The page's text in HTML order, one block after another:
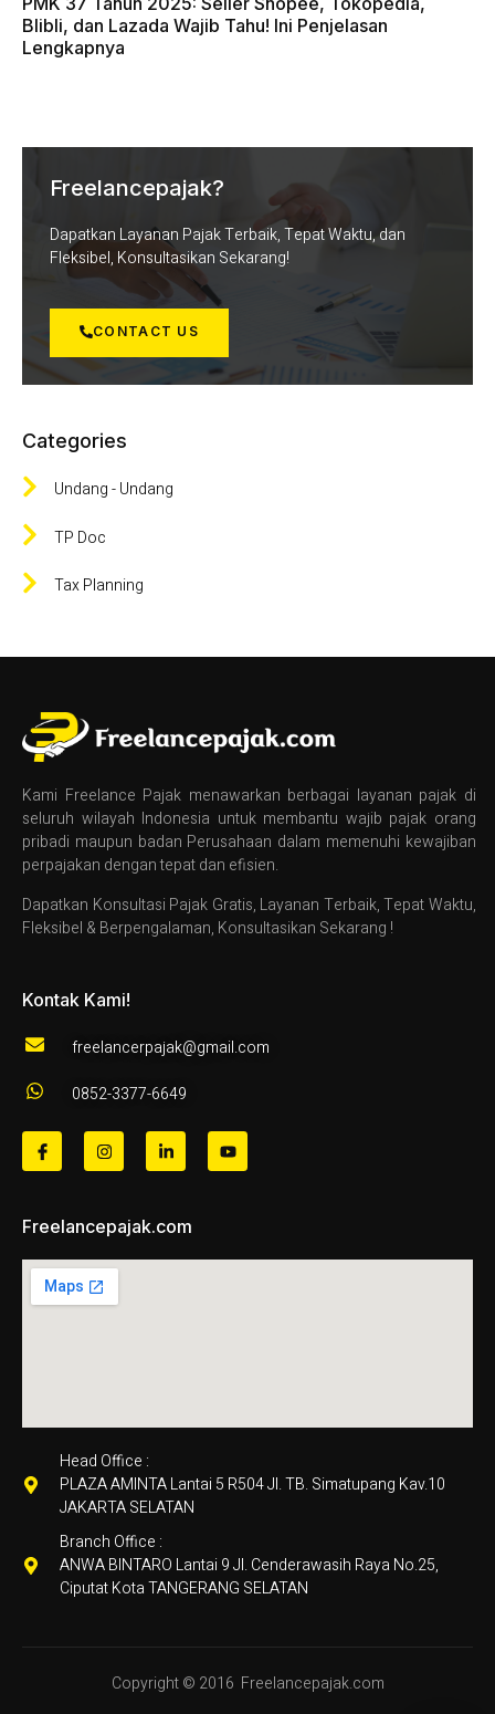
Blibli, dan Lazada Wajib Tahu! Ini Penjelasan
Lengkapnya
Freelancepajak?
Dapatkan Layanan Pajak Terbaik, Tepat Waktu, dan
Fleksibel, Konsultasikan Sekarang!
CONTACT US
Categories
Undang - Undang
TP Doc
Tax Planning
Kami Freelance Pajak menawarkan berbagai layanan pajak di
seluruh wilayah Indonesia untuk membantu wajib pajak orang
pribadi maupun badan Perusahaan dalam memenuhi kewajiban
perpajakan dengan tepat dan efisien.
Dapatkan Konsultasi Pajak Gratis, Layanan Terbaik, Tepat Waktu,
Fleksibel & Berpengalaman, Konsultasikan Sekarang !
Kontak Kami!
freelancerpajak@gmail.com
0852-3377-6649
Freelancepajak.com
Head Office :
PLAZA AMINTA Lantai 5 R504 Jl. TB. Simatupang Kav.10
JAKARTA SELATAN
Branch Office :
ANWA BINTARO Lantai 9 Jl. Cenderawasih Raya No.25,
Ciputat Kota TANGERANG SELATAN
Copyright © 2016 Freelancepajak.com